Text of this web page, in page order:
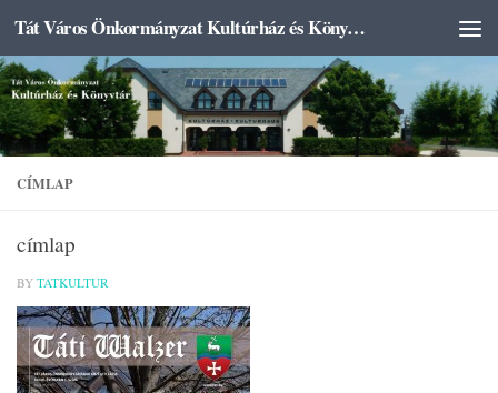
Skip to content Tát Város Önkormányzat Kultúrház és Könyvtár
CÍMLAP
címlap
BY TATKULTUR